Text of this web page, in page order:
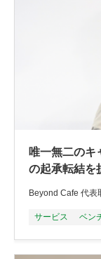
唯一無二のキ
の起承転結を
Beyond Cafe 代表
サービス ベン